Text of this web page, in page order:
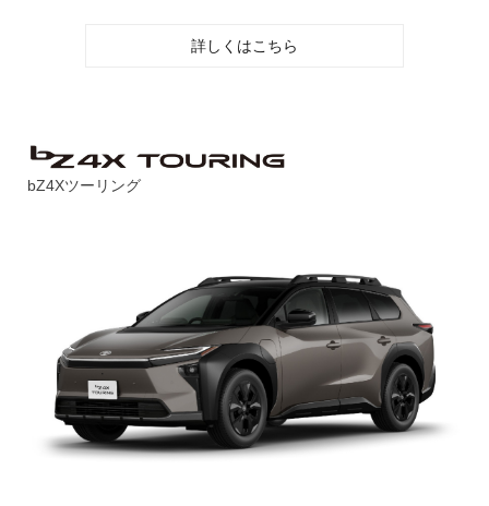
詳しくはこちら
bZ4Xツーリング